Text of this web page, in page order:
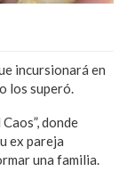
incursionará en
los superó.
donde
ex pareja
una familia.